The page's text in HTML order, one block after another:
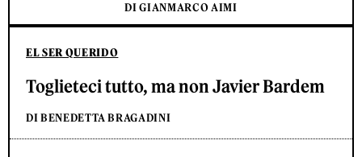
EL SER QUERIDO
Toglieteci tutto, ma non Javier Bardem
DI BENEDETTA BRAGADINI
DI GIANMARCO AIMI